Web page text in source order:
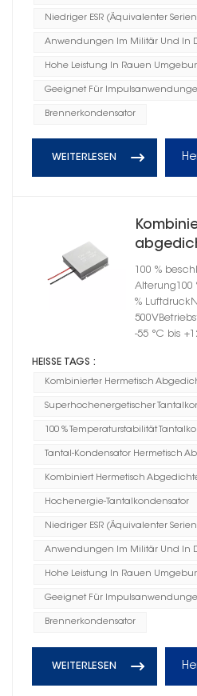
Niedriger ESR (Äquivalenter
Anwendungen Im Militär Und In
Hohe Leistung In Rauen
Geeignet Für
Brennerkondensator
WEITERLESEN
100 %
Alterung100
%
-55 °C bis
HEISSE TAGS :
Kombinierter Hermetisch
Superhochenergetischer
100 % Temperaturstabilität
Tantal-Kondensator Hermetisch
Kombiniert Hermetisch
Hochenergie-Tantalkondensator
Niedriger ESR (Äquivalenter
Anwendungen Im Militär Und In
Hohe Leistung In Rauen
Geeignet Für
Brennerkondensator
WEITERLESEN